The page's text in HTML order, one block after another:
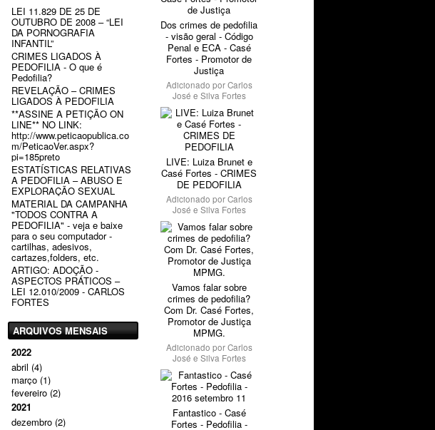
LEI 11.829 DE 25 DE
OUTUBRO DE 2008 – “LEI
DA PORNOGRAFIA
INFANTIL”
CRIMES LIGADOS À
PEDOFILIA - O que é
Pedofilia?
REVELAÇÃO – CRIMES
LIGADOS À PEDOFILIA
**ASSINE A PETIÇÃO ON
LINE** NO LINK:
http://www.peticaopublica.co
m/PeticaoVer.aspx?
pi=185preto
ESTATÍSTICAS RELATIVAS
A PEDOFILIA – ABUSO E
EXPLORAÇÃO SEXUAL
MATERIAL DA CAMPANHA
"TODOS CONTRA A
PEDOFILIA" - veja e baixe
para o seu computador -
cartilhas, adesivos,
cartazes,folders, etc.
ARTIGO: ADOÇÃO -
ASPECTOS PRÁTICOS –
LEI 12.010/2009 - CARLOS
FORTES
ARQUIVOS MENSAIS
2022
abril (4)
março (1)
fevereiro (2)
2021
dezembro (2)
Dos crimes de pedofilia
- visão geral - Código
Penal e ECA - Casé
Fortes - Promotor de
Justiça
Adicionado porCarlos
José e Silva Fortes
LIVE: Luiza Brunet e
Casé Fortes - CRIMES
DE PEDOFILIA
Adicionado porCarlos
José e Silva Fortes
Vamos falar sobre
crimes de pedofilia?
Com Dr. Casé Fortes,
Promotor de Justiça
MPMG.
Adicionado porCarlos
José e Silva Fortes
Fantastico - Casé
Fortes - Pedofilia -